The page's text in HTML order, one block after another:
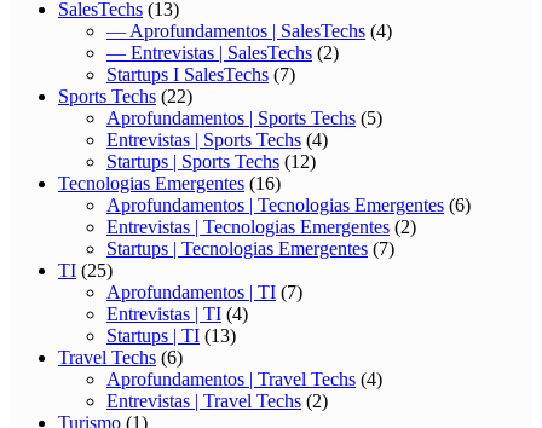
SalesTechs (13)
— Aprofundamentos | SalesTechs (4)
— Entrevistas | SalesTechs (2)
Startups I SalesTechs (7)
Sports Techs (22)
Aprofundamentos | Sports Techs (5)
Entrevistas | Sports Techs (4)
Startups | Sports Techs (12)
Tecnologias Emergentes (16)
Aprofundamentos | Tecnologias Emergentes (6)
Entrevistas | Tecnologias Emergentes (2)
Startups | Tecnologias Emergentes (7)
TI (25)
Aprofundamentos | TI (7)
Entrevistas | TI (4)
Startups | TI (13)
Travel Techs (6)
Aprofundamentos | Travel Techs (4)
Entrevistas | Travel Techs (2)
Turismo (1)